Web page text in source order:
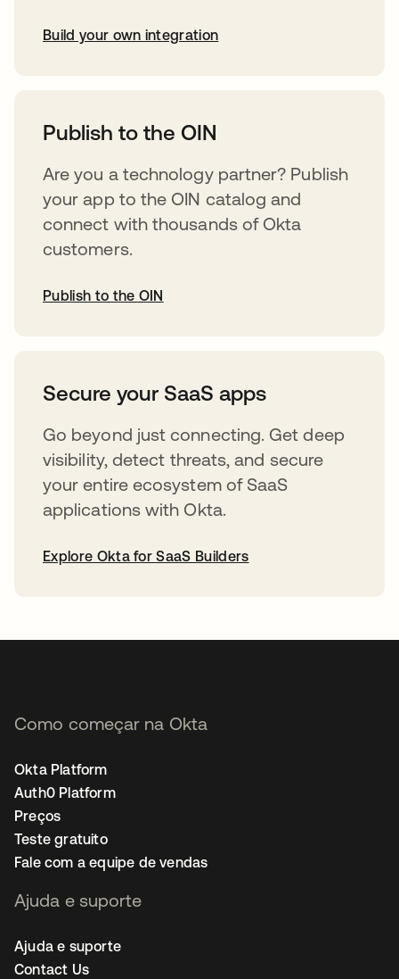
Build your own integration
Publish to the OIN
Are you a technology partner? Publish
your app to the OIN catalog and
connect with thousands of Okta
customers.
Publish to the OIN
Secure your SaaS apps
Go beyond just connecting. Get deep
visibility, detect threats, and secure
your entire ecosystem of SaaS
applications with Okta.
Explore Okta for SaaS Builders
Como começar na Okta
Okta Platform
Auth0 Platform
Preços
Teste gratuito
Fale com a equipe de vendas
Ajuda e suporte
Ajuda e suporte
Contact Us